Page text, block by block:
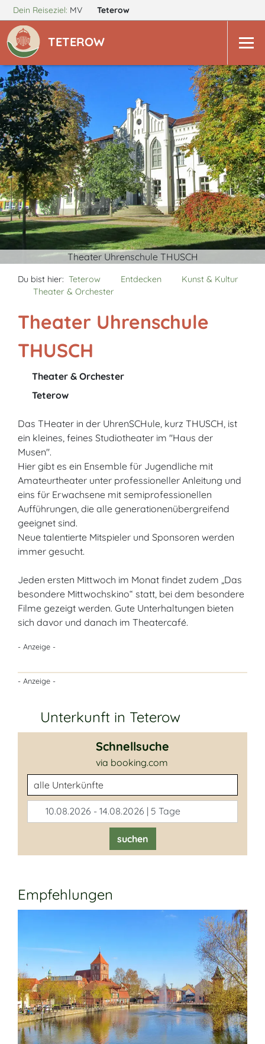
Dein Reiseziel: MV Teterow
TETEROW
Theater Uhrenschule THUSCH
Du bist hier: Teterow Entdecken
Kunst & Kultur
Theater & Orchester
Theater Uhrenschule
THUSCH
Theater & Orchester
Teterow
Das THeater in der UhrenSCHule, kurz THUSCH, ist
ein kleines, feines Studiotheater im "Haus der
Musen".
Hier gibt es ein Ensemble für Jugendliche mit
Amateurtheater unter professioneller Anleitung und
eins für Erwachsene mit se­mi­pro­fes­si­o­nellen
Aufführungen, die alle generationenübergreifend
geeignet sind.
Neue talentierte Mitspieler und Sponsoren werden
immer gesucht.
Jeden ersten Mittwoch im Monat findet zudem „Das
besondere Mittwochskino“ statt, bei dem besondere
Filme gezeigt werden. Gute Unterhaltungen bieten
sich davor und danach im Theatercafé.
- Anzeige -
- Anzeige -
Unterkunft in Teterow
Schnellsuche
via booking.com
Unterkunftsart
10.08.2026 - 14.08.2026 | 5 Tage
suchen
Empfehlungen